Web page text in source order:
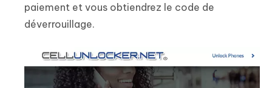
paiement et vous obtiendrez le code de
déverrouillage.